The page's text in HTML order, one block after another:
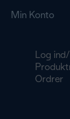
Min Konto
Log
Ordrer